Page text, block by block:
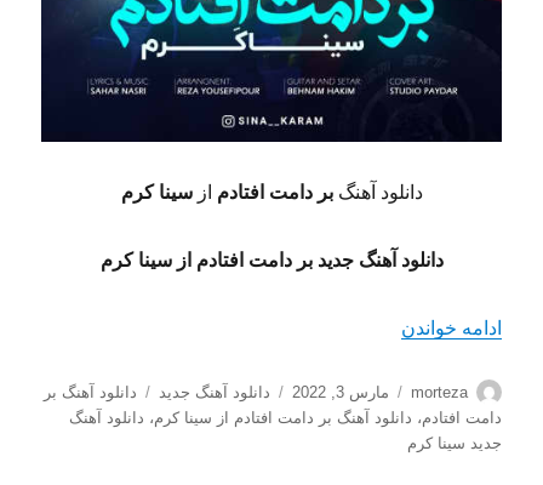
دانلود آهنگبر دامت افتادم ازسینا کرم
دانلود آهنگ جدید بر دامت افتادم از سینا کرم
ادامه خواندن
نویسنده
morteza
ارسال
شده
مارس 3, 2022 دسته‌ها
دانلود آهنگ جدید برچسب‌ها
دانلود آهنگ بر
دامت افتادم، دانلود آهنگ بر دامت افتادم از سینا کرم، دانلود آهنگ
جدید سینا کرم